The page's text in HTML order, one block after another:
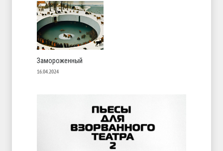
Замороженный
16.04.2024